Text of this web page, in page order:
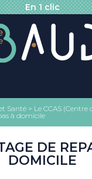
En 1 clic
Santé > Le CCAS
à domicile
DE
DOMICILE